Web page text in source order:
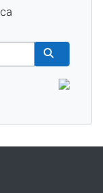
Buscar